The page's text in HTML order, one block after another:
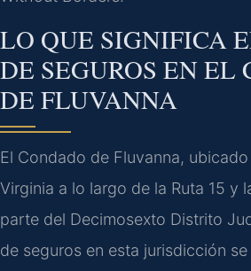
LO QUE SIGNIFICA
DE SEGUROS EN EL
DE FLUVANNA
El Condado de Fluvanna,
Virginia a lo largo de la Ruta 15 y
parte del Decimosexto Distrito
de seguros en esta jurisdicción